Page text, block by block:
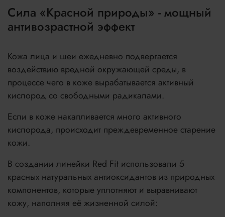
Сила «Красной природы» - мощный
антивозрастной эффект
Кожа лица и шеи ежедневно подвергается
воздействию вредной окружающей среды, в
процессе чего в коже вырабатывается активный
кислород со свободными радикалами.
Если в коже накапливается много активного
кислорода, происходит преждевременное старение
кожи.
В создании линейки Red Fit использовали 5
красных натуральных антиоксидантов из природных
компонентов, которые уплотняют и выравнивают
кожу, наполняя её жизненной силой: